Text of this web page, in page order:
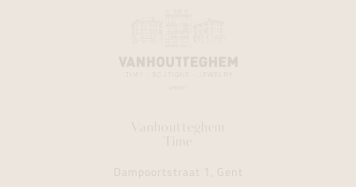
Vanhoutteghem
Time
Dampoortstraat 1, Gent